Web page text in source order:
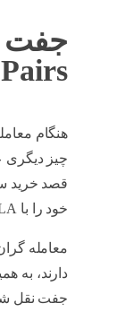
جفت
)
هنگام
چیز دیگری
قصد خرید
خود را با TSLA مبادله می کنید.
معامله
دارند، به
جفت نقل